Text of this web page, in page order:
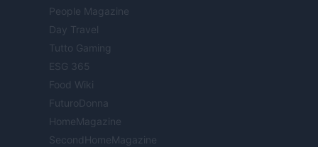
People Magazine
Day Travel
Tutto Gaming
ESG 365
Food Wiki
FuturoDonna
HomeMagazine
SecondHomeMagazine